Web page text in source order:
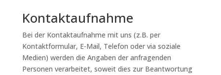
Kontaktaufnahme
Bei der Kontaktaufnahme mit uns (z.B. per
Kontaktformular, E-Mail, Telefon oder via soziale
Medien) werden die Angaben der anfragenden
Personen verarbeitet, soweit dies zur Beantwortung